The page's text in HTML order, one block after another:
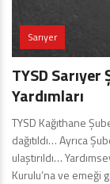
Sarıyer
TYSD
Yardımları
TYSD Kağıthane
dağıtıldı… Ayrıca
ulaştırıldı…
Kurulu’na ve emeği